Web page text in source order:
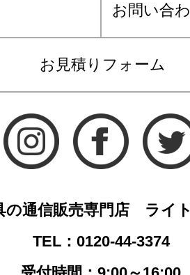
お問い合
お見積りフォーム
の通信販売専門店 ライ
TEL：0120-44-3374